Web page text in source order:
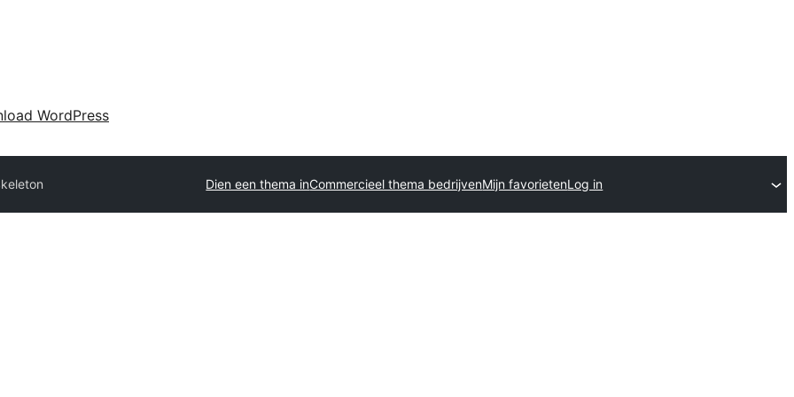
WordPress
Dien een thema inCommercieel thema bedrijvenMijn favorietenLog in